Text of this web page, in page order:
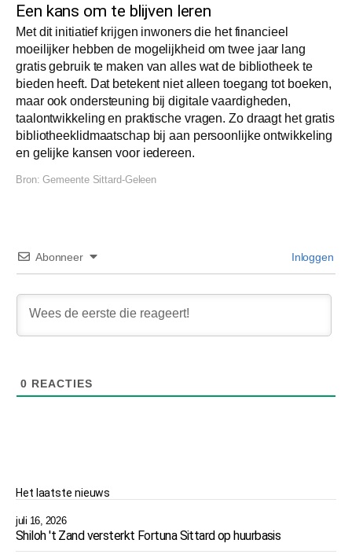
Een kans om te blijven leren
Met dit initiatief krijgen inwoners die het financieel
moeilijker hebben de mogelijkheid om twee jaar lang
gratis gebruik te maken van alles wat de bibliotheek te
bieden heeft. Dat betekent niet alleen toegang tot boeken,
maar ook ondersteuning bij digitale vaardigheden,
taalontwikkeling en praktische vragen. Zo draagt het gratis
bibliotheeklidmaatschap bij aan persoonlijke ontwikkeling
en gelijke kansen voor iedereen.
Bron:Gemeente Sittard-Geleen
Abonneer Inloggen
0 REACTIES
Het laatste nieuws
juli 16, 2026
Shiloh 't Zand versterkt Fortuna Sittard op huurbasis